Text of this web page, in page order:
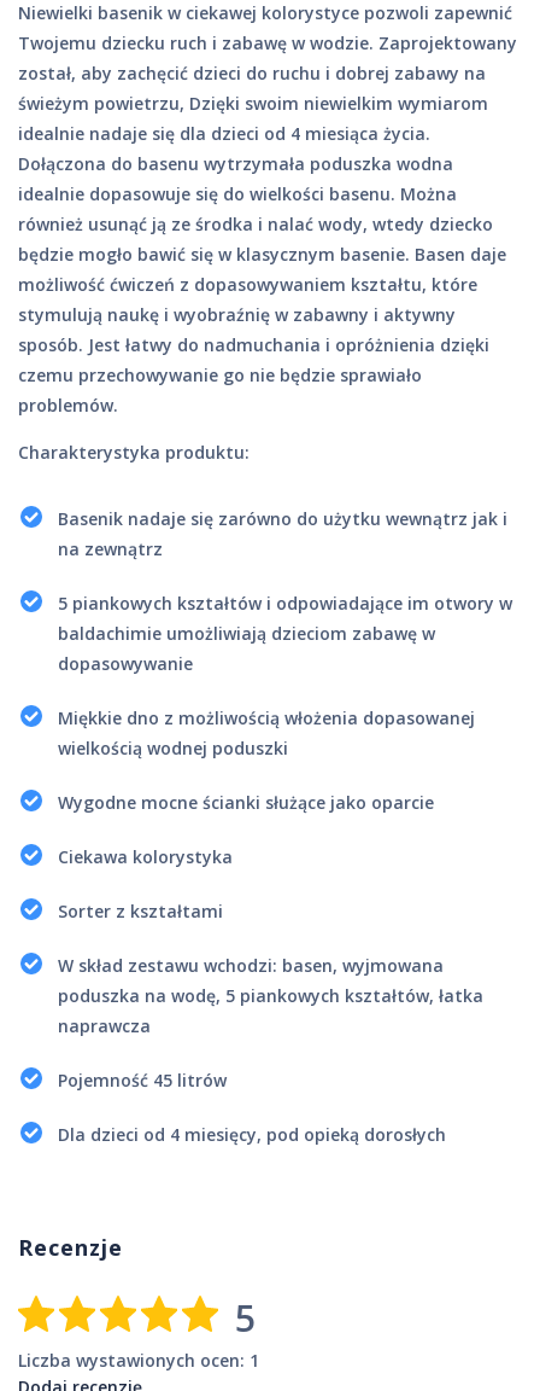
Niewielki basenik w ciekawej kolorystyce pozwoli zapewnić
Twojemu dziecku ruch i zabawę w wodzie. Zaprojektowany
został, aby zachęcić dzieci do ruchu i dobrej zabawy na
świeżym powietrzu, Dzięki swoim niewielkim wymiarom
idealnie nadaje się dla dzieci od 4 miesiąca życia.
Dołączona do basenu wytrzymała poduszka wodna
idealnie dopasowuje się do wielkości basenu. Można
również usunąć ją ze środka i nalać wody, wtedy dziecko
będzie mogło bawić się w klasycznym basenie. Basen daje
możliwość ćwiczeń z dopasowywaniem kształtu, które
stymulują naukę i wyobraźnię w zabawny i aktywny
sposób. Jest łatwy do nadmuchania i opróżnienia dzięki
czemu przechowywanie go nie będzie sprawiało
problemów.
Charakterystyka produktu:
Basenik nadaje się zarówno do użytku wewnątrz jak i
na zewnątrz
5 piankowych kształtów i odpowiadające im otwory w
baldachimie umożliwiają dzieciom zabawę w
dopasowywanie
Miękkie dno z możliwością włożenia dopasowanej
wielkością wodnej poduszki
Wygodne mocne ścianki służące jako oparcie
Ciekawa kolorystyka
Sorter z kształtami
W skład zestawu wchodzi: basen, wyjmowana
poduszka na wodę, 5 piankowych kształtów, łatka
naprawcza
Pojemność 45 litrów
Dla dzieci od 4 miesięcy, pod opieką dorosłych
Recenzje
5
Liczba wystawionych ocen: 1